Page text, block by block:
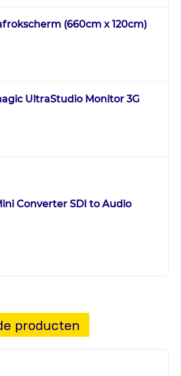
(660cm x 120cm)
UltraStudio Monitor 3G
Converter SDI to Audio
producten